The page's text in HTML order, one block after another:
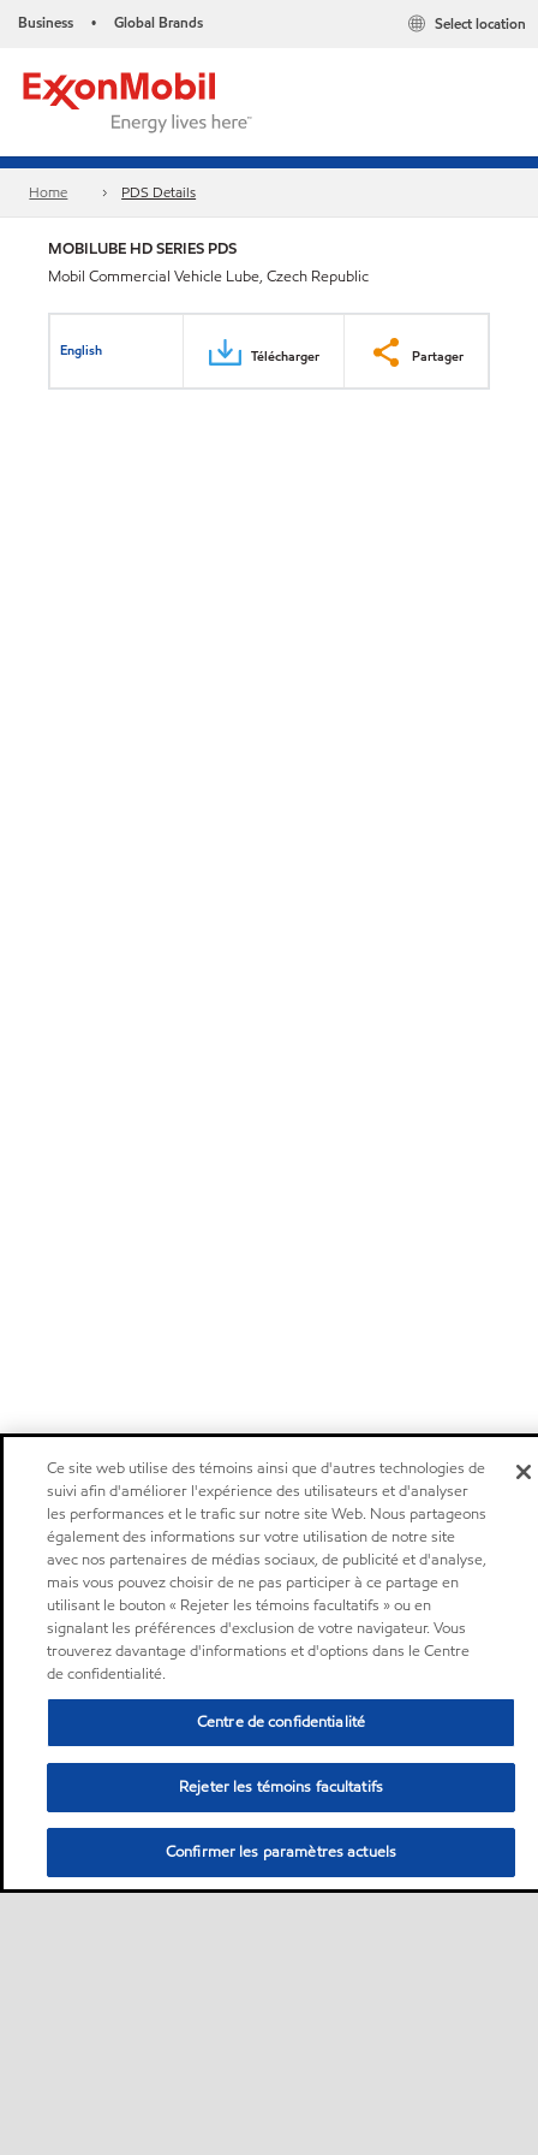
Business • Global Brands Select location
Home PDS Details
MOBILUBE HD SERIES PDS
Mobil Commercial Vehicle Lube, Czech Republic
English Télécharger Partager
Ce site web utilise des témoins ainsi que d'autres technologies de
suivi afin d'améliorer l'expérience des utilisateurs et d'analyser
les performances et le trafic sur notre site Web. Nous partageons
également des informations sur votre utilisation de notre site
avec nos partenaires de médias sociaux, de publicité et d'analyse,
mais vous pouvez choisir de ne pas participer à ce partage en
utilisant le bouton « Rejeter les témoins facultatifs » ou en
signalant les préférences d'exclusion de votre navigateur. Vous
trouverez davantage d'informations et d'options dans le Centre
de confidentialité.
Centre de confidentialité
Rejeter les témoins facultatifs
Confirmer les paramètres actuels